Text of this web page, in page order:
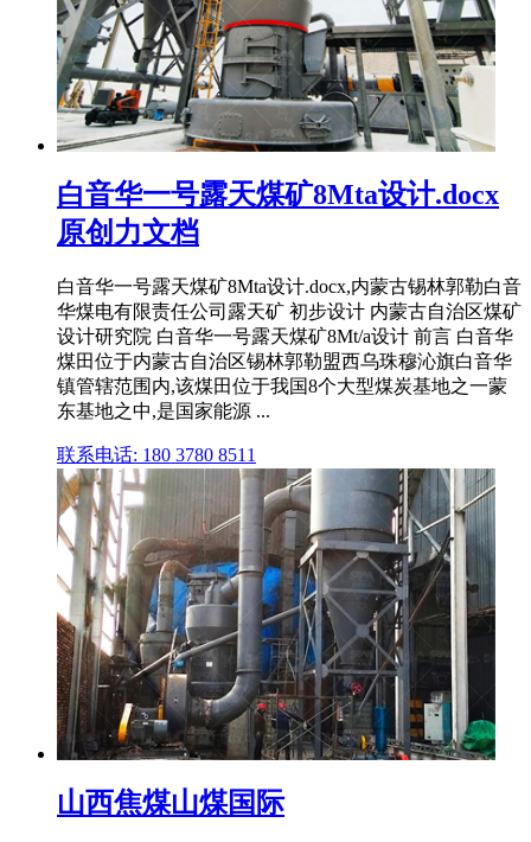
白音华一号露天煤矿8Mta设计.docx
原创力文档
白音华一号露天煤矿8Mta设计.docx,内蒙古锡林郭勒白音
华煤电有限责任公司露天矿 初步设计 内蒙古自治区煤矿
设计研究院 白音华一号露天煤矿8Mt/a设计 前言 白音华
煤田位于内蒙古自治区锡林郭勒盟西乌珠穆沁旗白音华
镇管辖范围内,该煤田位于我国8个大型煤炭基地之一蒙
东基地之中,是国家能源 ...
联系电话: 180 3780 8511
山西焦煤山煤国际